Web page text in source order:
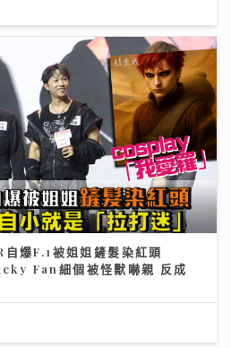
爆F.1被姐姐鏟髮染紅頭
Fan細個被怪獸嚇親 反成